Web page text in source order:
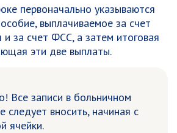
первоначально указываются
выплачиваемое за счет
за счет ФСС, а затем итоговая
эти две выплаты.
Все записи в больничном
следует вносить, начиная с
ячейки.